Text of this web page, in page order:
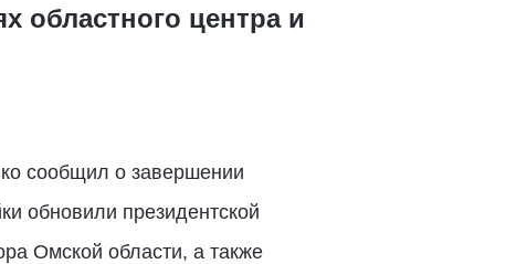
областного центра и
сообщил о завершении
обновили президентской
Омской области, а также